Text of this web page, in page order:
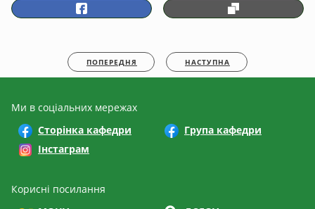
ПОПЕРЕДНЯ НАСТУПНА
Ми в соціальних мережах
Сторінка кафедри
Група кафедри
Інстаграм
Корисні посилання